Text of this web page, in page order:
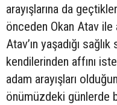
arayışlarına da
önceden Okan Atav ile
Atav’ın yaşadığı
kendilerinden affını
adam arayışları
önümüzdeki günlerde